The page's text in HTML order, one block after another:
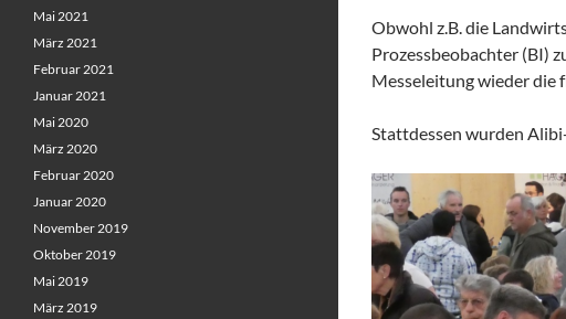
Obwohl z.B. die
Prozessbeobachter (BI)
Messeleitung wieder die
Stattdessen wurden
Mai 2021
März 2021
Februar 2021
Januar 2021
Mai 2020
März 2020
Februar 2020
Januar 2020
November 2019
Oktober 2019
Mai 2019
März 2019